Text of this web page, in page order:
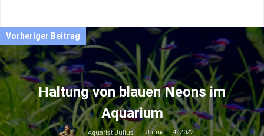
Vorheriger Beitrag
Haltung von blauen Neons im
Aquarium
Aquarist Julius Januar 14, 2022